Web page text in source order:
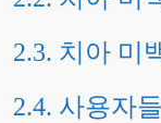
2.3. 치아 미
2.4. 사용자